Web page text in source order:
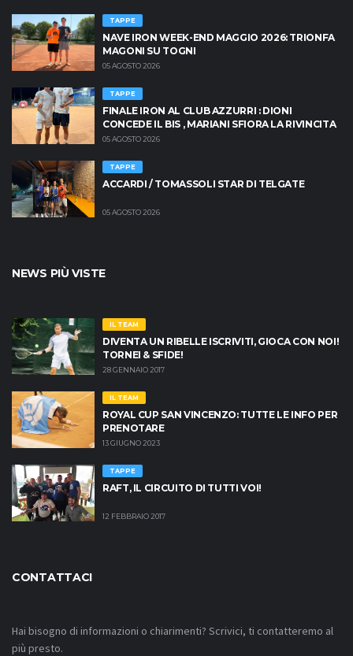
TAPPE
NAVE IRON WEEK-END MAGGIO 2026: TRIONFA
MAGONI SU TOGNI
05 AGOSTO 2026
TAPPE
FINALE IRON AL CLUB AZZURRI : DIONI
CONCEDE IL BIS , MARIANI SFIORA LA RIVINCITA
05 AGOSTO 2026
TAPPE
ACCARDI / TOMASSOLI STAR DI TELGATE
05 AGOSTO 2026
NEWS PIÙ VISTE
IL TEAM
DIVENTA UN RIBELLE ISCRIVITI, GIOCA CON NOI!
TORNEI & SFIDE!
28 GENNAIO 2017
IL TEAM
ROYAL CUP SAN VINCENZO: TUTTE LE INFO PER
PRENOTARE
13 GIUGNO 2023
TAPPE
RAFT, IL CIRCUITO DI TUTTI VOI!
12 FEBBRAIO 2017
CONTATTACI
Hai bisogno di informazioni o chiarimenti? Scrivici, ti contatteremo al
più presto.